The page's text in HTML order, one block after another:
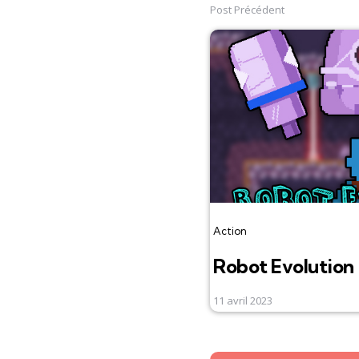
navigation
Post Précédent
Action
Robot Evolution
11 avril 2023